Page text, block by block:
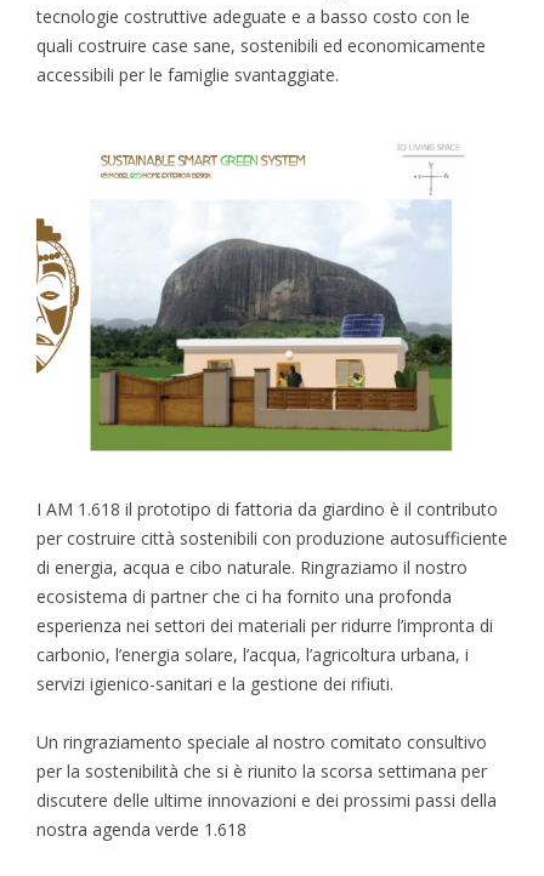
tecnologie costruttive adeguate e a basso costo con le
quali costruire case sane, sostenibili ed economicamente
accessibili per le famiglie svantaggiate.
I AM 1.618 il prototipo di fattoria da giardino è il contributo
per costruire città sostenibili con produzione autosufficiente
di energia, acqua e cibo naturale. Ringraziamo il nostro
ecosistema di partner che ci ha fornito una profonda
esperienza nei settori dei materiali per ridurre l’impronta di
carbonio, l’energia solare, l’acqua, l’agricoltura urbana, i
servizi igienico-sanitari e la gestione dei rifiuti.
Un ringraziamento speciale al nostro comitato consultivo
per la sostenibilità che si è riunito la scorsa settimana per
discutere delle ultime innovazioni e dei prossimi passi della
nostra agenda verde 1.618